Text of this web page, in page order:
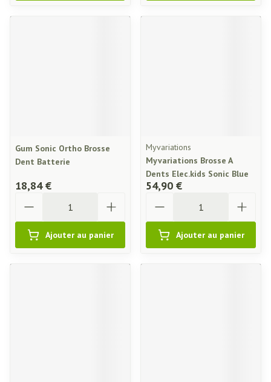
Gum Sonic Ortho Brosse
Dent Batterie
18,84 €
Ajouter au panier
Myvariations
Myvariations Brosse A
Dents Elec.kids Sonic Blue
54,90 €
Ajouter au panier